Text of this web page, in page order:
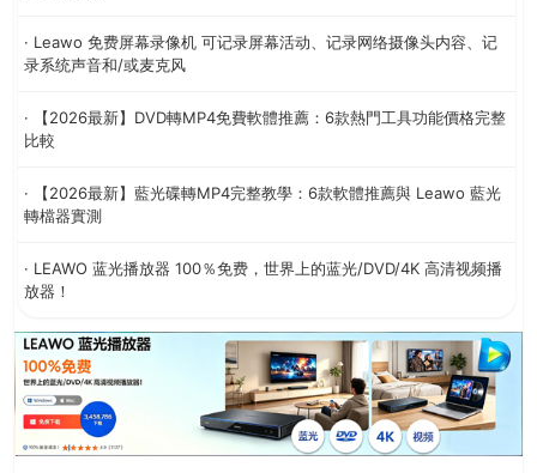
· Leawo 免费屏幕录像机 可记录屏幕活动、记录网络摄像头内容、记
录系统声音和/或麦克风
· 【2026最新】DVD轉MP4免費軟體推薦：6款熱門工具功能價格完整
比較
· 【2026最新】藍光碟轉MP4完整教學：6款軟體推薦與 Leawo 藍光
轉檔器實測
· LEAWO 蓝光播放器 100％免费，世界上的蓝光/DVD/4K 高清视频播
放器！